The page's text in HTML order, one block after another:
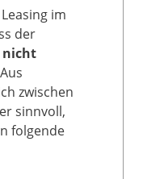
im
der
nicht
zwischen
sinnvoll,
folgende